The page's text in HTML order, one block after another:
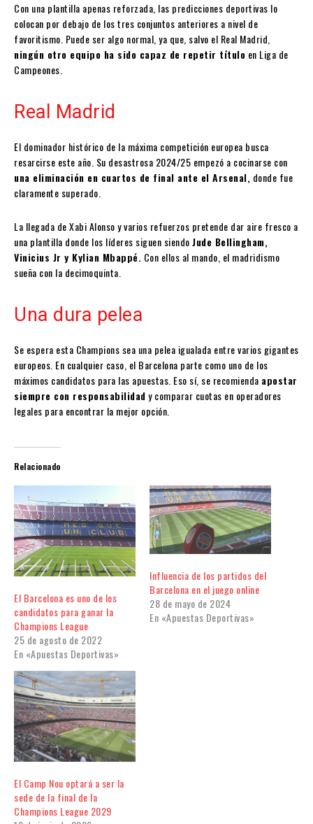
Con una plantilla apenas reforzada, las predicciones deportivas lo
colocan por debajo de los tres conjuntos anteriores a nivel de
favoritismo. Puede ser algo normal, ya que, salvo el Real Madrid,
ningún otro equipo ha sido capaz de repetir título en Liga de
Campeones.
Real Madrid
El dominador histórico de la máxima competición europea busca
resarcirse este año. Su desastrosa 2024/25 empezó a cocinarse con
una eliminación en cuartos de final ante el Arsenal, donde fue
claramente superado.
La llegada de Xabi Alonso y varios refuerzos pretende dar aire fresco a
una plantilla donde los líderes siguen siendoJude Bellingham,
Vinicius Jr y Kylian Mbappé. Con ellos al mando, el madridismo
sueña con la decimoquinta.
Una dura pelea
Se espera esta Champions sea una pelea igualada entre varios gigantes
europeos. En cualquier caso, el Barcelona parte como uno de los
máximos candidatos para las apuestas. Eso sí, se recomienda apostar
siempre con responsabilidady comparar cuotas en operadores
legales para encontrar la mejor opción.
Relacionado
El Barcelona es uno de los
candidatos para ganar la
Champions League
25 de agosto de 2022
En «Apuestas Deportivas»
Influencia de los partidos del
Barcelona en el juego online
28 de mayo de 2024
En «Apuestas Deportivas»
El Camp Nou optará a ser la
sede de la final de la
Champions League 2029